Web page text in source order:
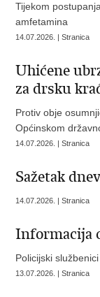
Tijekom
amfetamina
14.07.2026. | Stranica
Uhićene
za drsku
Protiv obje
Općinskom
14.07.2026. | Stranica
Sažetak
14.07.2026. | Stranica
Informacija
Policijski
13.07.2026. | Stranica